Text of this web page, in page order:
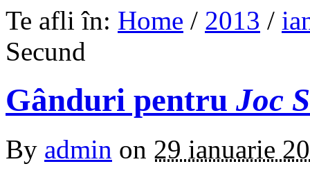
Te afli în: Home / 2013 /
Secund
Gânduri pentru Joc
By admin on 29 ianuarie